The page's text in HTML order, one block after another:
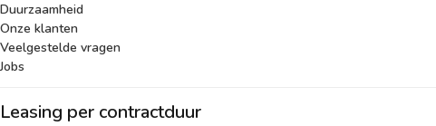
Duurzaamheid
Onze klanten
Veelgestelde vragen
Jobs
Leasing per contractduur